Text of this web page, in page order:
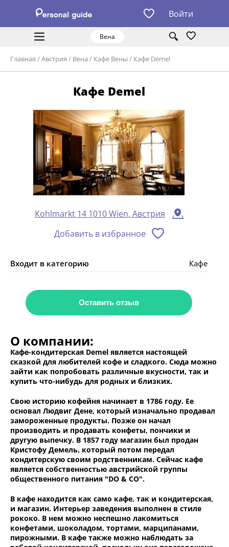
Войти
Вена
Главная /Австрия / Вена / Кафе Вены / Кафе Demel
Кафе Demel
Kohlmarkt 14 1010 Wien, Австрия
Добавить в избранное
Входит в категорию Кафе
Оставить отзыв
О компании:
Кафе-кондитерская Demel является настоящей
сказкой для любителей кофе и сладкого. Сюда можно
зайти как попробовать различные вкусности, так и
купить что-нибудь для родных и близких.
Свою историю кофейня начинает в 1786 году. Ее
основал Людвиг Дене, который изначально продавал
замороженные продукты. Позже он начал
производить и продавать конфеты, пончики и
другую выпечку. В 1857 году магазин был продан
Кристофу Демель, который потом передал
кондитерскую своим родственникам. Сейчас кафе
является собственностью австрийской группы
общественного питания "DO & CO".
В кафе находится как само кафе, так и кондитерская,
и магазин. Интерьер заведения выполнен в стиле
рококо. В нем можно неспешно лакомиться
конфетами, шоколадом, тортами, марципанами,
пирожными. В кафе также можно наблюдать за